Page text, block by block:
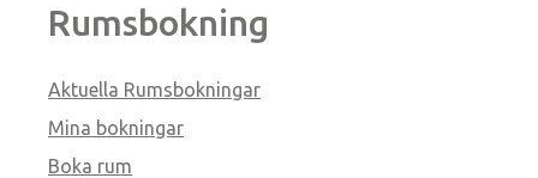
Rumsbokning
Aktuella Rumsbokningar
Mina bokningar
Boka rum